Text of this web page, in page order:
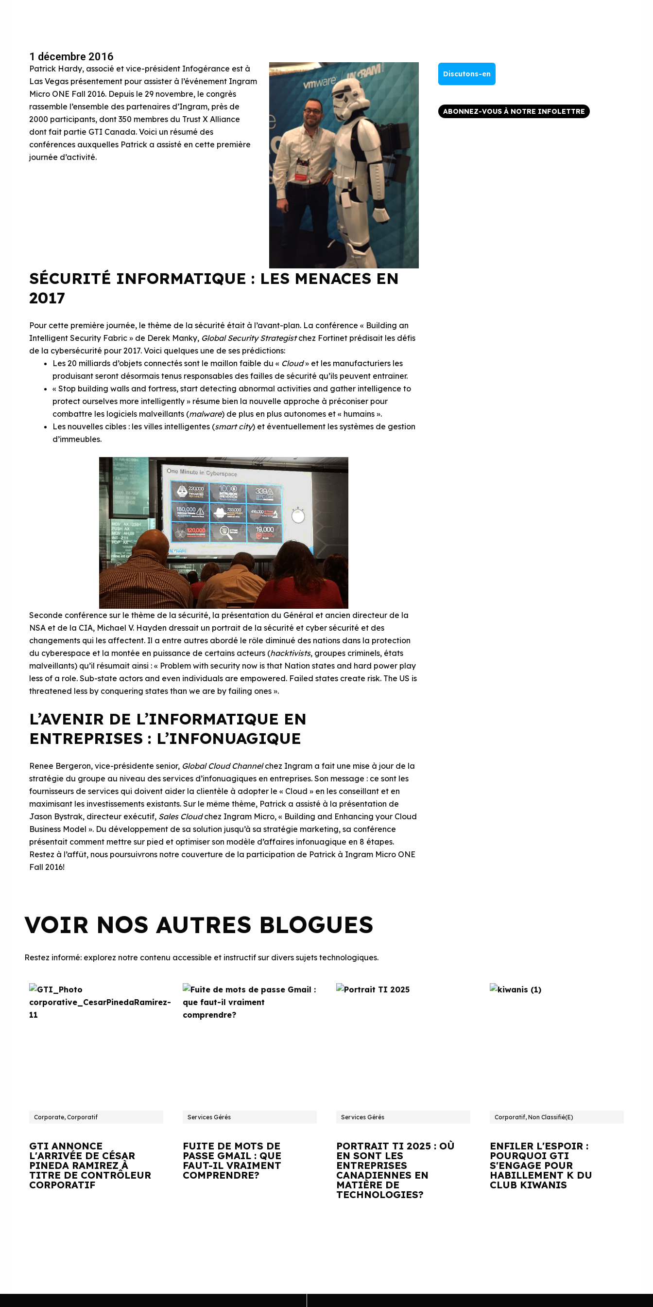
1 décembre 2016
Patrick Hardy, associé et vice-président Infogérance est à
Las Vegas présentement pour assister à l’événement Ingram
Micro ONE Fall 2016. Depuis le 29 novembre, le congrès
rassemble l’ensemble des partenaires d’Ingram, près de
2000 participants, dont 350 membres du Trust X Alliance
dont fait partie GTI Canada. Voici un résumé des
conférences auxquelles Patrick a assisté en cette première
journée d’activité.
SÉCURITÉ INFORMATIQUE : LES MENACES EN
2017
Pour cette première journée, le thème de la sécurité était à l’avant-plan. La conférence « Building an
Intelligent Security Fabric » de Derek Manky, Global Security Strategistchez Fortinet prédisait les défis
de la cybersécurité pour 2017. Voici quelques une de ses prédictions:
Les 20 milliards d’objets connectés sont le maillon faible du « Cloud» et les manufacturiers les
produisant seront désormais tenus responsables des failles de sécurité qu’ils peuvent entraîner.
« Stop building walls and fortress, start detecting abnormal activities and gather intelligence to
protect ourselves more intelligently » résume bien la nouvelle approche à préconiser pour
combattre les logiciels malveillants (malware) de plus en plus autonomes et « humains ».
Les nouvelles cibles : les villes intelligentes (smart city) et éventuellement les systèmes de gestion
d’immeubles.
Seconde conférence sur le thème de la sécurité, la présentation du Général et ancien directeur de la
NSA et de la CIA, Michael V. Hayden dressait un portrait de la sécurité et cyber sécurité et des
changements qui les affectent. Il a entre autres abordé le rôle diminué des nations dans la protection
du cyberespace et la montée en puissance de certains acteurs (hacktivists, groupes criminels, états
malveillants) qu’il résumait ainsi : « Problem with security now is that Nation states and hard power play
less of a role. Sub-state actors and even individuals are empowered. Failed states create risk. The US is
threatened less by conquering states than we are by failing ones ».
L’AVENIR DE L’INFORMATIQUE EN
ENTREPRISES : L’INFONUAGIQUE
Renee Bergeron, vice-présidente senior, Global Cloud Channelchez Ingram a fait une mise à jour de la
stratégie du groupe au niveau des services d’infonuagiques en entreprises. Son message : ce sont les
fournisseurs de services qui doivent aider la clientèle à adopter le « Cloud » en les conseillant et en
maximisant les investissements existants. Sur le même thème, Patrick a assisté à la présentation de
Jason Bystrak, directeur exécutif, Sales Cloudchez Ingram Micro, « Building and Enhancing your Cloud
Business Model ». Du développement de sa solution jusqu’à sa stratégie marketing, sa conférence
présentait comment mettre sur pied et optimiser son modèle d’affaires infonuagique en 8 étapes.
Restez à l’affût, nous poursuivrons notre couverture de la participation de Patrick à Ingram Micro ONE
Fall 2016!
Discutons-en
ABONNEZ-VOUS À NOTRE INFOLETTRE
VOIR NOS AUTRES BLOGUES
Restez informé: explorez notre contenu accessible et instructif sur divers sujets technologiques.
Corporate, Corporatif
GTI ANNONCE
L'ARRIVÉE DE CÉSAR
PINEDA RAMIREZ À
TITRE DE CONTRÔLEUR
CORPORATIF
Services Gérés
FUITE DE MOTS DE
PASSE GMAIL : QUE
FAUT-IL VRAIMENT
COMPRENDRE?
Services Gérés
PORTRAIT TI 2025 : OÙ
EN SONT LES
ENTREPRISES
CANADIENNES EN
MATIÈRE DE
TECHNOLOGIES?
Corporatif, Non Classifié(e)
ENFILER L'ESPOIR :
POURQUOI GTI
S'ENGAGE POUR
HABILLEMENT K DU
CLUB KIWANIS